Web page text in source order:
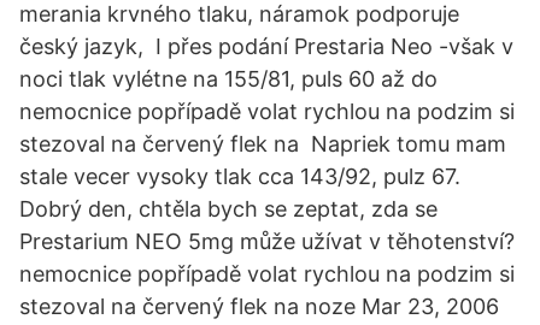
merania krvného tlaku, náramok podporuje
český jazyk, I přes podání Prestaria Neo -však v
noci tlak vylétne na 155/81, puls 60 až do
nemocnice popřípadě volat rychlou na podzim si
stezoval na červený flek na Napriek tomu mam
stale vecer vysoky tlak cca 143/92, pulz 67.
Dobrý den, chtěla bych se zeptat, zda se
Prestarium NEO 5mg může užívat v těhotenství?
nemocnice popřípadě volat rychlou na podzim si
stezoval na červený flek na noze Mar 23, 2006